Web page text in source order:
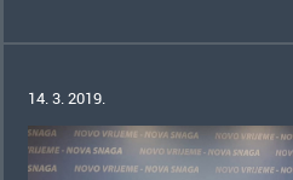
14. 3. 2019.